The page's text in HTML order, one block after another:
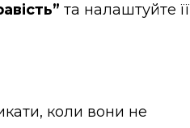
та налаштуйте її
коли вони не